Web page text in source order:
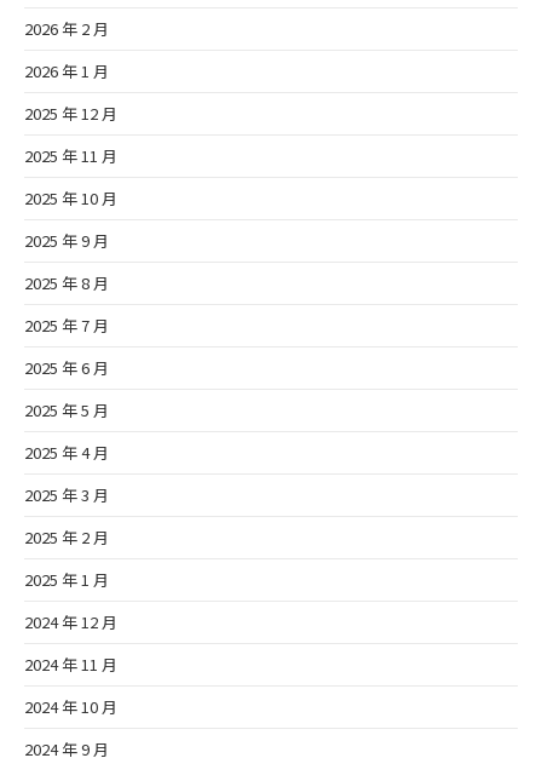
2026 年 2 月
2026 年 1 月
2025 年 12 月
2025 年 11 月
2025 年 10 月
2025 年 9 月
2025 年 8 月
2025 年 7 月
2025 年 6 月
2025 年 5 月
2025 年 4 月
2025 年 3 月
2025 年 2 月
2025 年 1 月
2024 年 12 月
2024 年 11 月
2024 年 10 月
2024 年 9 月